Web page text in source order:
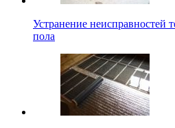
Устранение неисправностей
пола